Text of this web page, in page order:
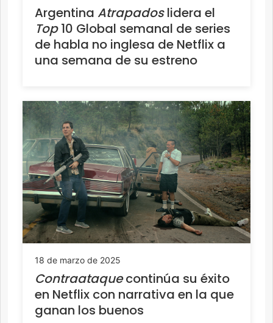
Argentina Atrapadoslidera el
Top10 Global semanal de series
de habla no inglesa de Netflix a
una semana de su estreno
18 de marzo de 2025
Contraataquecontinúa su éxito
en Netflix con narrativa en la que
ganan los buenos